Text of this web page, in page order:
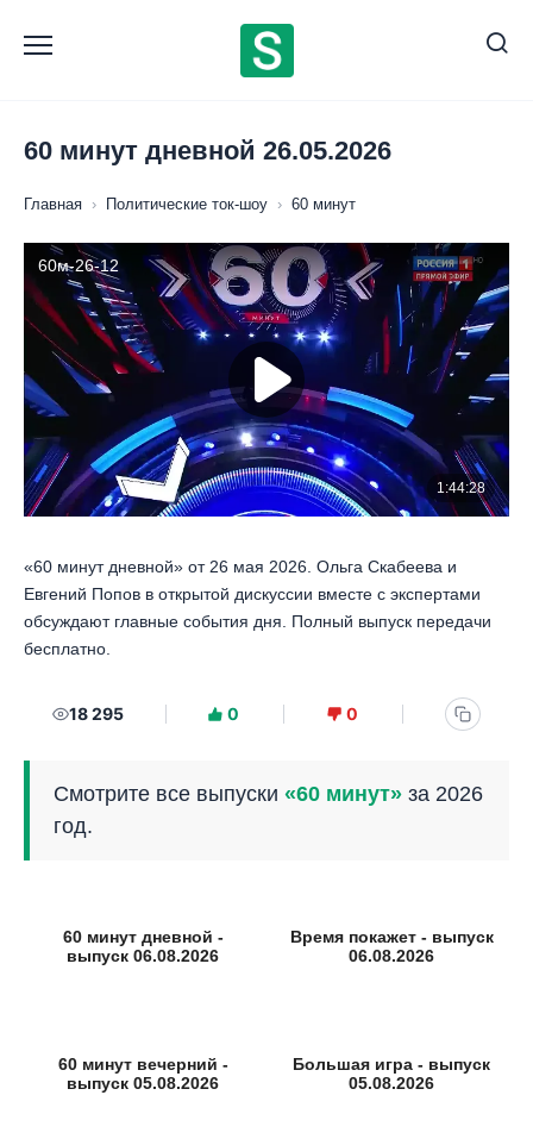
содержанию
60 минут дневной 26.05.2026
Главная › Политические ток-шоу › 60 минут
«60 минут дневной» от 26 мая 2026. Ольга Скабеева и
Евгений Попов в открытой дискуссии вместе с экспертами
обсуждают главные события дня. Полный выпуск передачи
бесплатно.
18 295 0 0
Смотрите все выпуски «60 минут» за 2026
год.
60 минут дневной -
выпуск 06.08.2026
Время покажет - выпуск
06.08.2026
60 минут вечерний -
выпуск 05.08.2026
Большая игра - выпуск
05.08.2026